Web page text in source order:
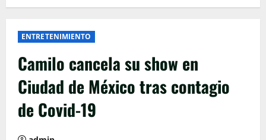
ENTRETENIMIENTO
Camilo cancela su show en
Ciudad de México tras contagio
de Covid-19